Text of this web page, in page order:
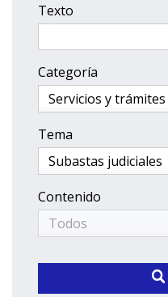
Texto
Categoría
Tema
Contenido